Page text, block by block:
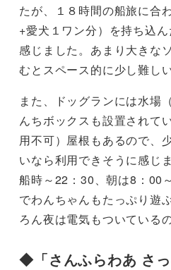
たが、１８時間の船旅に合
+愛犬１ワン分）を持ち込
感じました。あまり大きな
むとスペース的に少し難し
また、ドッグランには水場
んちボックスも設置されて
用不可）屋根もあるので、
いなら利用できそうに感じ
船時～22：30、朝は8：00
でわんちゃんもたっぷり遊
ろん夜は電気もついている
◆ 「さんふらわあ さ